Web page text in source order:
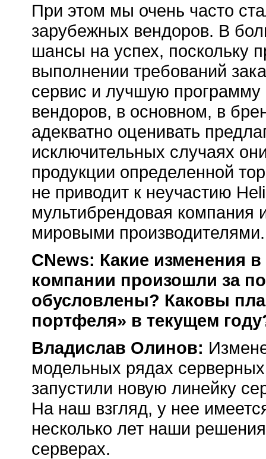
При этом мы очень часто
зарубежных вендоров. В
шансы на успех, поскольку
выполнении требований
сервис и лучшую
вендоров, в основном, в
адекватно оценивать
исключительных случаях
продукции определенной
не приводит к неучастию
мультибрендовая
мировыми производителями.
CNews: Какие изменения
компании произошли за
обусловлены? Каковы
портфеля» в текущем
Владислав Олинов:
модельных рядах
запустили новую линейку
На наш взгляд, у нее
несколько лет наши
серверах.